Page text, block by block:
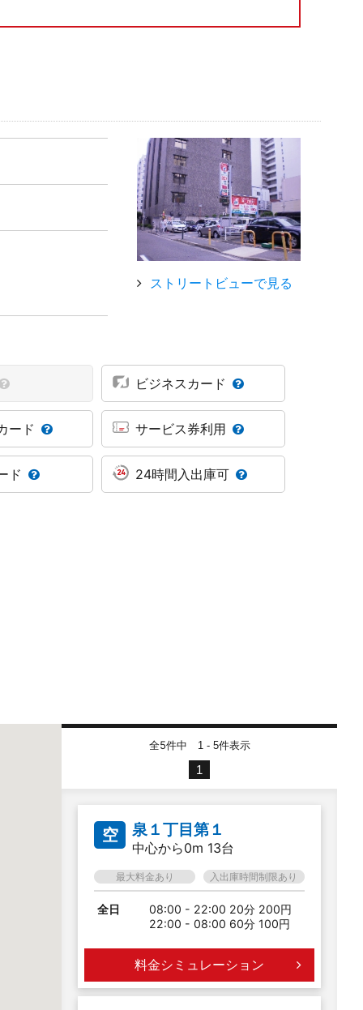
ストリートビューで見る
ビジネスカード
ード サービス券利用
ド 24時間入出庫可
全5件中 1 - 5件表示
1
空 泉１丁目第１
中心から0m 13台
最大料金あり 入出庫時間制限あり
全日
08:00 - 22:00 20分 200円
22:00 - 08:00 60分 100円
料金シミュレーション